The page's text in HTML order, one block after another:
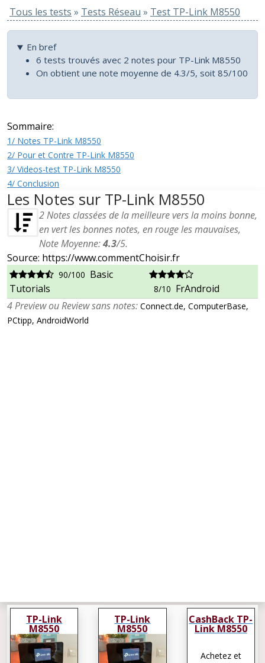
Tous les tests » Tests Réseau » Test TP-Link M8550
En bref
6 tests trouvés avec 2 notes pour TP-Link M8550
On obtient une note moyenne de 4.3/5, soit 85/100
Sommaire:
1/ Notes TP-Link M8550
2/ Pour et Contre TP-Link M8550
3/ Videos-test TP-Link M8550
4/ Conclusion
Les Notes sur TP-Link M8550
2Notes classées de la meilleure vers la moins bonne,
en vert les bonnes notes, en rouge les mauvaises,
Note Moyenne:4.3/5.
Source: https://www.commentChoisir.fr
90/100 Basic
Tutorials
8/10 FrAndroid
4 Preview ou Review sans notes: Connect.de, ComputerBase,
PCtipp, AndroidWorld
TP-Link
M8550
TP-Link
M8550
CashBack TP-
Link M8550
Achetez et